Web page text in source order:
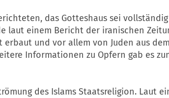
das Gotteshaus sei
laut einem Bericht der iranischen
erbaut und vor allem von Juden aus dem
Informationen zu Opfern gab es
des Islams Staatsreligion. Laut